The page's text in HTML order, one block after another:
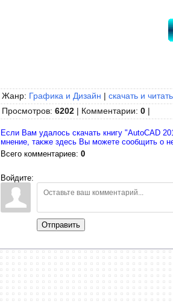
Жанр: Графика и Дизайн | скачать и
Просмотров: 6202 | Комментарии: 0 |
Если Вам удалось скачать книгу "AutoCAD
мнение, также здесь Вы можете сообщить о
Всего комментариев: 0
Войдите:
Отправить